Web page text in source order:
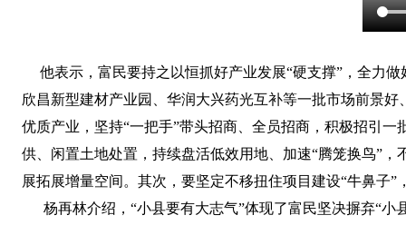
他表示，富民要持之以恒抓好产业发展“硬支撑”，全力
欣昌新型建材产业园、华润大兴药光互补等一批市场前景
优质产业，坚持“一把手”带头招商、全员招商，积极招引
供、闲置土地处置，持续盘活低效用地、加速“腾笼换鸟”
展拓展增量空间。其次，要坚定不移扭住项目建设“牛鼻子
杨再林介绍，“小县要有大志气”体现了富民坚决摒弃“小